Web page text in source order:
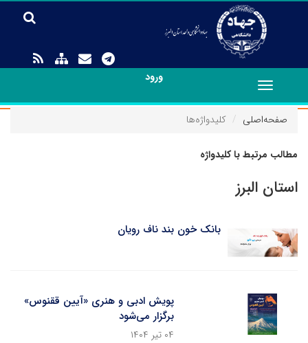
ورود
Toggle
navigation
صفحه‌اصلی
کلیدواژه‌ها
مطالب مرتبط با کلیدواژه
استان البرز
بانک خون بند ناف رویان
پویش ادبی و هنری «آیین ققنوس»
برگزار می‌شود
۰۴ تیر ۱۴۰۴